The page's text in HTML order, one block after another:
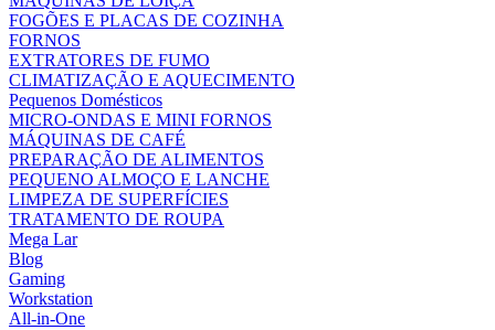
FOGÕES E PLACAS DE COZINHA
FORNOS
EXTRATORES DE FUMO
CLIMATIZAÇÃO E AQUECIMENTO
Pequenos Domésticos
MICRO-ONDAS E MINI FORNOS
MÁQUINAS DE CAFÉ
PREPARAÇÃO DE ALIMENTOS
PEQUENO ALMOÇO E LANCHE
LIMPEZA DE SUPERFÍCIES
TRATAMENTO DE ROUPA
Mega Lar
Blog
Gaming
Workstation
All-in-One